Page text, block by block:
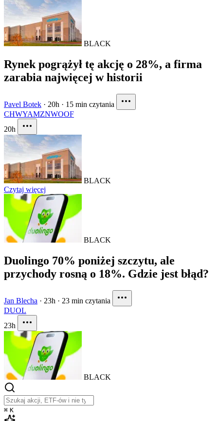
BLACK
Rynek pogrążył tę akcję o 28%, a firma
zarabia najwięcej w historii
Pavel Botek · 20h · 15 min czytania
CHWYAMZNWOOF
20h
BLACK
Czytaj więcej
BLACK
Duolingo 70% poniżej szczytu, ale
przychody rosną o 18%. Gdzie jest błąd?
Jan Blecha · 23h · 23 min czytania
DUOL
23h
BLACK
⌘ K